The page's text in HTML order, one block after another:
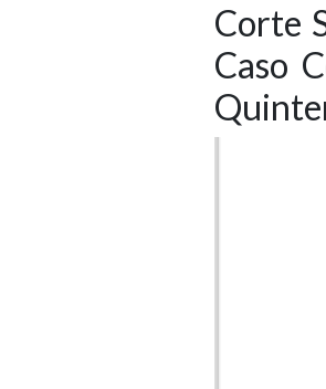
Corte
Caso